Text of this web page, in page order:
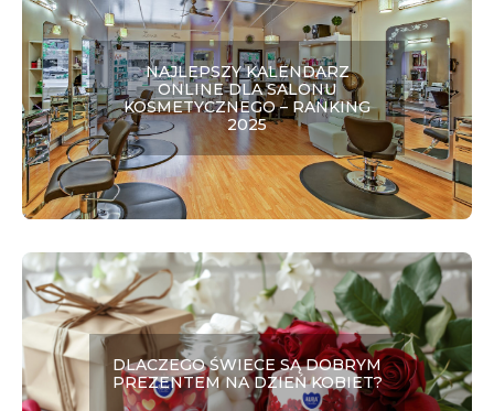
NAJLEPSZY KALENDARZ
ONLINE DLA SALONU
KOSMETYCZNEGO – RANKING
2025
DLACZEGO ŚWIECE SĄ DOBRYM
PREZENTEM NA DZIEŃ KOBIET?